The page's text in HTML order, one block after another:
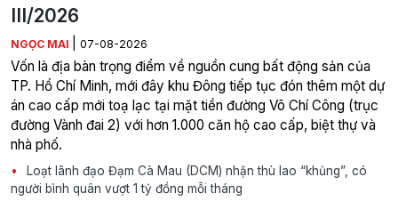
III/2026
NGỌC MAI 07-08-2026
Vốn là địa bàn trọng điểm về nguồn cung bất động sản của
TP. Hồ Chí Minh, mới đây khu Đông tiếp tục đón thêm một dự
án cao cấp mới toạ lạc tại mặt tiền đường Võ Chí Công (trục
đường Vành đai 2) với hơn 1.000 căn hộ cao cấp, biệt thự và
nhà phố.
Loạt lãnh đạo Đạm Cà Mau (DCM) nhận thù lao “khủng”, có
người bình quân vượt 1 tỷ đồng mỗi tháng